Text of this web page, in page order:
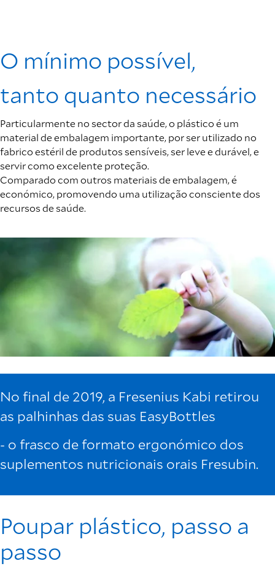
O mínimo possível,
tanto quanto necessário
Particularmente no sector da saúde, o plástico é um
material de embalagem importante, por ser utilizado no
fabrico estéril de produtos sensíveis, ser leve e durável, e
servir como excelente proteção.
Comparado com outros materiais de embalagem, é
económico, promovendo uma utilização consciente dos
recursos de saúde.
No final de 2019, a Fresenius Kabi retirou
as palhinhas das suas EasyBottles
- o frasco de formato ergonómico dos
suplementos nutricionais orais Fresubin.
Poupar plástico, passo a
passo